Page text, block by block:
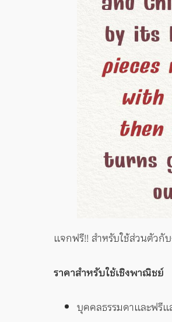
แจกฟรี!! สำหรับใช้ส่วนตัวกั
ราคาสำหรับใช้เชิงพาณิชย์
บุคคลธรรมดาและฟรี